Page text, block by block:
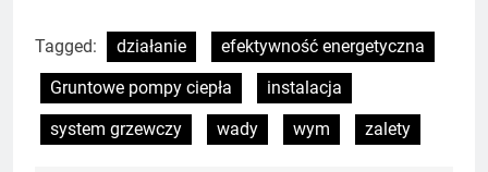
Tagged: działanie
efektywność energetyczna
Gruntowe pompy ciepła
instalacja
system grzewczy
wady wym zalety